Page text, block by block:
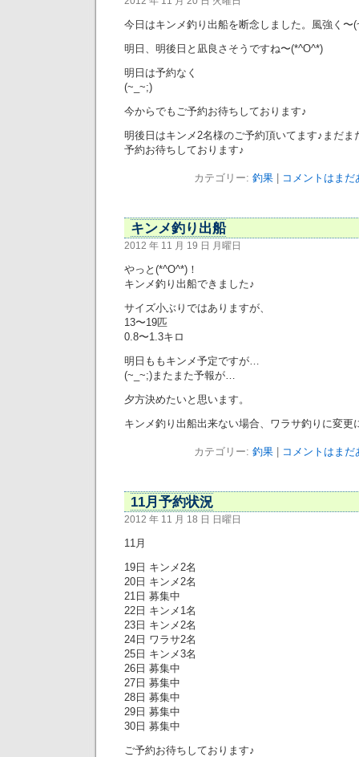
今日はキンメ釣り出船を断念しました。風強く〜
明日、明後日と凪良さそうですね〜(*^O^*)
明日は予約なく
(~_~;)
今からでもご予約お待ちしております♪
明後日はキンメ2名様のご予約頂いてます♪まだ
予約お待ちしております♪
カテゴリー: 釣果| コメントはまだ
キンメ釣り出船
2012 年 11 月 19 日 月曜日
やっと(*^O^*)！
キンメ釣り出船できました♪
サイズ小ぶりではありますが、
13〜19匹
0.8〜1.3キロ
明日ももキンメ予定ですが…
(~_~;)またまた予報が…
夕方決めたいと思います。
キンメ釣り出船出来ない場合、ワラサ釣りに変更
カテゴリー: 釣果| コメントはまだ
11月予約状況
2012 年 11 月 18 日 日曜日
11月
19日 キンメ2名
20日 キンメ2名
21日 募集中
22日 キンメ1名
23日 キンメ2名
24日 ワラサ2名
25日 キンメ3名
26日 募集中
27日 募集中
28日 募集中
29日 募集中
30日 募集中
ご予約お待ちしております♪